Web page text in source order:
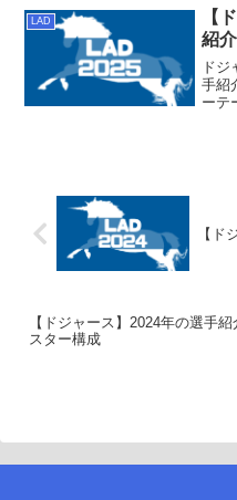
LAD
【
紹
ドジ
手紹
ーテ
【ド
【ドジャース】2024年の選手
スター構成